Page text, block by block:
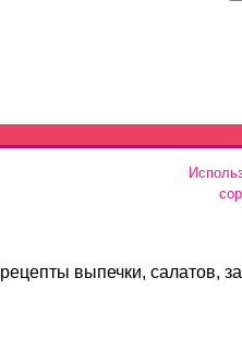
рецепты выпечки, салатов,